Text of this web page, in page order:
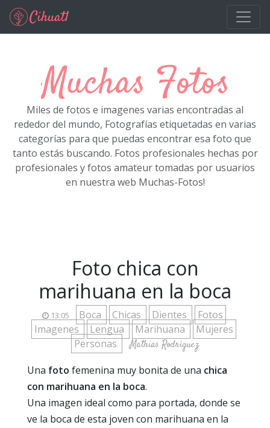
Ir al contenido principal
Muchas Fotos
Miles de fotos e imagenes varias encontradas al
rededor del mundo, Fotografías etiquetadas en varias
categorías para que puedas encontrar esa foto que
tanto estás buscando. Fotos profesionales hechas por
profesionales y fotos amateur tomadas por usuarios
en nuestra web Muchas-Fotos!
Foto chica con
marihuana en la boca
13:05 Boca Chicas Dientes
Fotos
Imagenes
Lengua Marihuana
Mujeres
Personas
Mathias Rodriguez
Una foto femenina muy bonita de una chica
con marihuana en la boca.
Una imagen ideal como para portada, donde se
ve la boca de esta joven con marihuana en la